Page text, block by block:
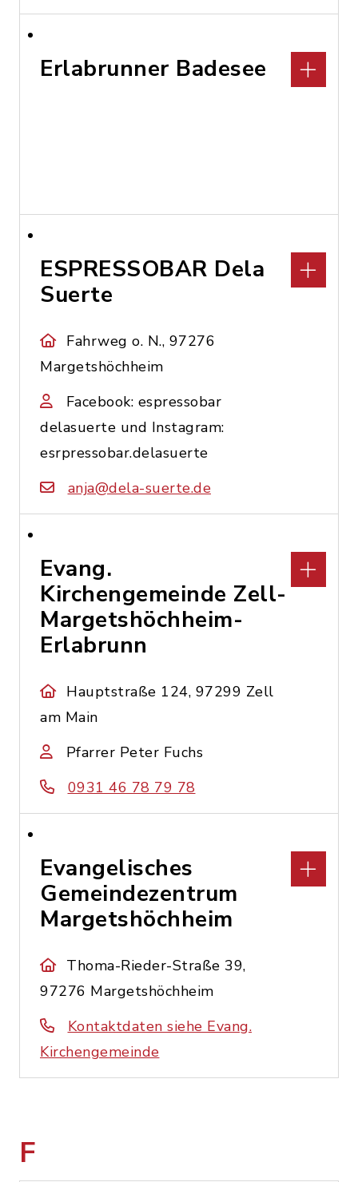
Erlabrunner Badesee
ESPRESSOBAR Dela
Suerte
Fahrweg o. N., 97276
Margetshöchheim
Facebook: espressobar
delasuerte und Instagram:
esrpressobar.delasuerte
anja@dela-suerte.de
Evang.
Kirchengemeinde Zell-
Margetshöchheim-
Erlabrunn
Hauptstraße 124, 97299 Zell
am Main
Pfarrer Peter Fuchs
0931 46 78 79 78
Evangelisches
Gemeindezentrum
Margetshöchheim
Thoma-Rieder-Straße 39,
97276 Margetshöchheim
Kontaktdaten siehe Evang.
Kirchengemeinde
F